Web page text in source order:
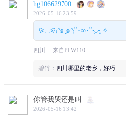
hg106629700
2026-05-16 23:59
⪩. .⪨₍ᐢ๑ ̯๑ᐢ₎՞･∞･՞•͈ᴗ⁃͈ ✧
四川 来自PLW110
碧竹： 四川哪里的老乡，好巧
你管我哭还是叫
2026-05-16 13:42